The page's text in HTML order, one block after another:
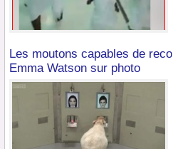
Les moutons capables de
Emma Watson sur photo